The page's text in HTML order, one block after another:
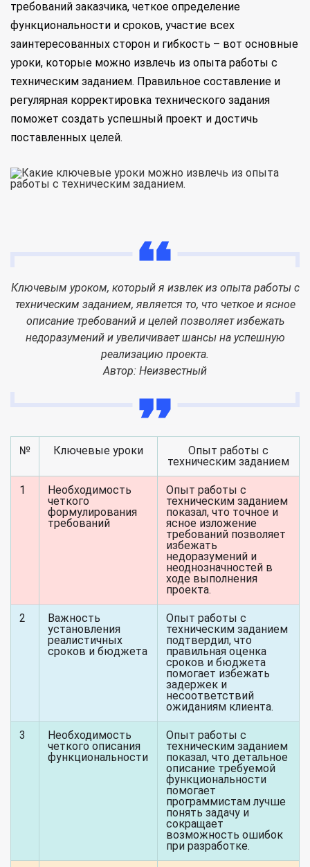
требований заказчика, четкое определение
функциональности и сроков, участие всех
заинтересованных сторон и гибкость – вот основные
уроки, которые можно извлечь из опыта работы с
техническим заданием. Правильное составление и
регулярная корректировка технического задания
поможет создать успешный проект и достичь
поставленных целей.
Ключевым уроком, который я извлек из опыта работы с
техническим заданием, является то, что четкое и ясное
описание требований и целей позволяет избежать
недоразумений и увеличивает шансы на успешную
реализацию проекта.
Автор: Неизвестный
№ Ключевые уроки
Опыт работы с
техническим заданием
1
Необходимость
четкого
формулирования
требований
Опыт работы с
техническим заданием
показал, что точное и
ясное изложение
требований позволяет
избежать
недоразумений и
неоднозначностей в
ходе выполнения
проекта.
2
Важность
установления
реалистичных
сроков и бюджета
Опыт работы с
техническим заданием
подтвердил, что
правильная оценка
сроков и бюджета
помогает избежать
задержек и
несоответствий
ожиданиям клиента.
3
Необходимость
четкого описания
функциональности
Опыт работы с
техническим заданием
показал, что детальное
описание требуемой
функциональности
помогает
программистам лучше
понять задачу и
сокращает
возможность ошибок
при разработке.